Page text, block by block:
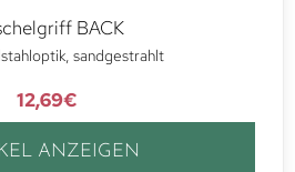
BACK
sandgestrahlt
12,69€
ANZEIGEN